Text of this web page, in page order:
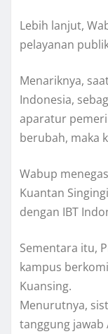
Lebih lanjut,
pelayanan
Menariknya,
Indonesia,
aparatur
berubah, maka
Wabup
Kuantan
dengan IBT
Sementara itu,
kampus
Kuansing.
Menurutnya,
tanggung jawab